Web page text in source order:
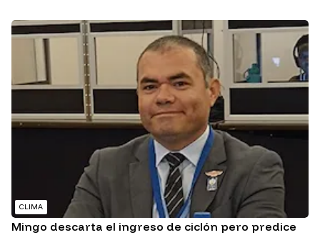
CLIMA
Mingo descarta el ingreso de ciclón pero predice